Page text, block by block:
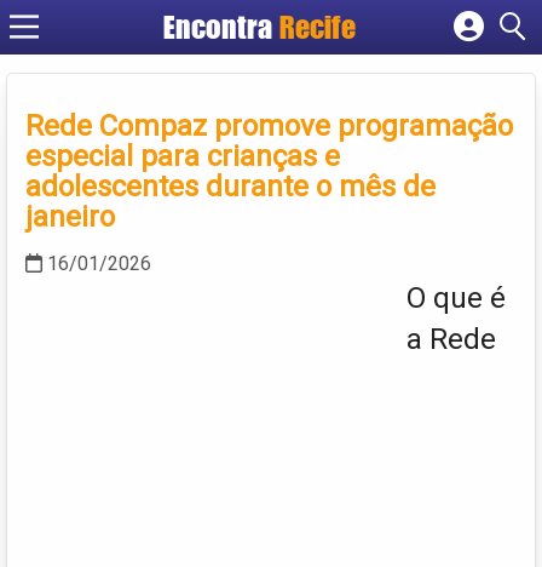
Encontra Recife
Cadastrar empresa
Criar conta
Rede Compaz promove programação
especial para crianças e
adolescentes durante o mês de
janeiro
16/01/2026
O que é
a Rede